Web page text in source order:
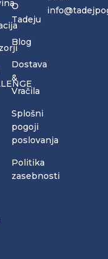
O
Tadeju
Blog
Dostava
&
Vračila
Splošni
pogoji
poslovanja
Politika
zasebnosti